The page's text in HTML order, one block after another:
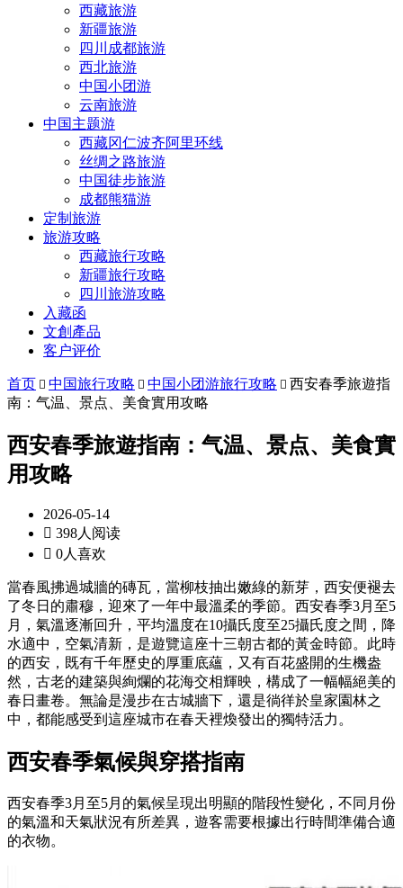
西藏旅游
新疆旅游
四川成都旅游
西北旅游
中国小团游
云南旅游
中国主题游
西藏冈仁波齐阿里环线
丝绸之路旅游
中国徒步旅游
成都熊猫游
定制旅游
旅游攻略
西藏旅行攻略
新疆旅行攻略
四川旅游攻略
入藏函
文創產品
客户评价
首页  中国旅行攻略  中国小团游旅行攻略  西安春季旅遊指
南：气温、景点、美食實用攻略
西安春季旅遊指南：气温、景点、美食實
用攻略
2026-05-14
 398人阅读
 0人喜欢
當春風拂過城牆的磚瓦，當柳枝抽出嫩綠的新芽，西安便褪去
了冬日的肅穆，迎來了一年中最溫柔的季節。西安春季3月至5
月，氣溫逐漸回升，平均溫度在10攝氏度至25攝氏度之間，降
水適中，空氣清新，是遊覽這座十三朝古都的黃金時節。此時
的西安，既有千年歷史的厚重底蘊，又有百花盛開的生機盎
然，古老的建築與絢爛的花海交相輝映，構成了一幅幅絕美的
春日畫卷。無論是漫步在古城牆下，還是徜徉於皇家園林之
中，都能感受到這座城市在春天裡煥發出的獨特活力。
西安春季氣候與穿搭指南
西安春季3月至5月的氣候呈現出明顯的階段性變化，不同月份
的氣溫和天氣狀況有所差異，遊客需要根據出行時間準備合適
的衣物。